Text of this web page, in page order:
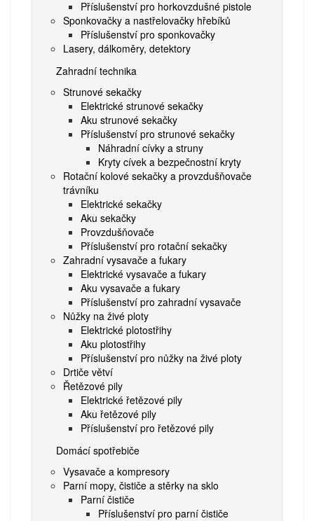
Příslušenství pro horkovzdušné pistole
Sponkovačky a nastřelovačky hřebíků
Příslušenství pro sponkovačky
Lasery, dálkoměry, detektory
Zahradní technika
Strunové sekačky
Elektrické strunové sekačky
Aku strunové sekačky
Příslušenství pro strunové sekačky
Náhradní cívky a struny
Kryty cívek a bezpečnostní kryty
Rotační kolové sekačky a provzdušňovače
trávníku
Elektrické sekačky
Aku sekačky
Provzdušňovače
Příslušenství pro rotační sekačky
Zahradní vysavače a fukary
Elektrické vysavače a fukary
Aku vysavače a fukary
Příslušenství pro zahradní vysavače
Nůžky na živé ploty
Elektrické plotostřihy
Aku plotostřihy
Příslušenství pro nůžky na živé ploty
Drtiče větví
Řetězové pily
Elektrické řetězové pily
Aku řetězové pily
Příslušenství pro řetězové pily
Domácí spotřebiče
Vysavače a kompresory
Parní mopy, čističe a stěrky na sklo
Parní čističe
Příslušenství pro parní čističe